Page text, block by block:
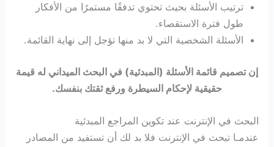
ترتيب الأسئلة بحيث تحتوي تدفقًا مستمرًا من الأفكار
طول فترة الاستقصاء.
الأسئلة الشخصية التي لا بد منها تؤجل إلى نهاية القائمة.
إن تصميم قائمة الأسئلة (المبدئية) في البحث الميداني له قيمة
حقيقية لإحكام السيطرة ورفع ثقتك بنفسك.
البحث في الإنترنت عند تكوين المراجع المبدئية
عندمـا تبحث في الإنترنت فلا بد لك أن تستفيد من المصادر